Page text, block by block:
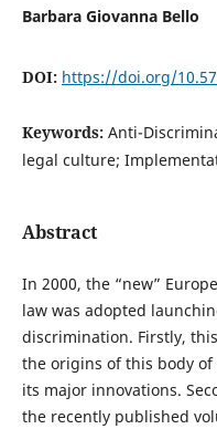
Barbara Giovanna Bello
DOI: https://doi.org/
Keywords: Anti-
legal culture;
Abstract
In 2000, the “new”
law was adopted
discrimination. Firstly,
the origins of this body
its major innovations.
the recently published